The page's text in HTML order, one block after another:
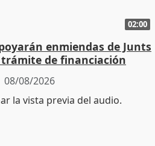
02:00
enmiendas de Junts
de financiación
08/08/2026